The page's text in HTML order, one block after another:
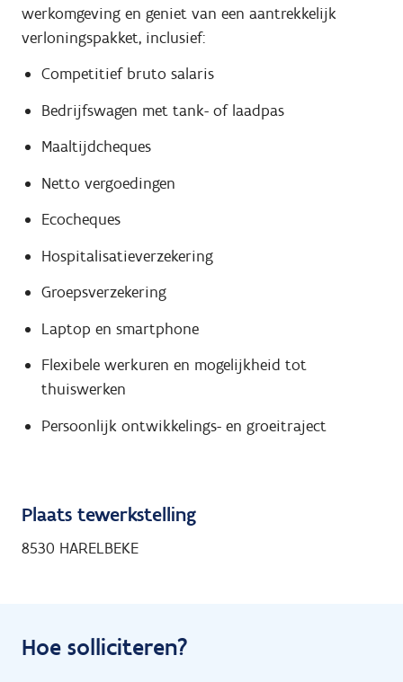
werkomgeving en geniet van een aantrekkelijk
verloningspakket, inclusief:
Competitief bruto salaris
Bedrijfswagen met tank- of laadpas
Maaltijdcheques
Netto vergoedingen
Ecocheques
Hospitalisatieverzekering
Groepsverzekering
Laptop en smartphone
Flexibele werkuren en mogelijkheid tot
thuiswerken
Persoonlijk ontwikkelings- en groeitraject
Plaats tewerkstelling
8530 HARELBEKE
Hoe solliciteren?